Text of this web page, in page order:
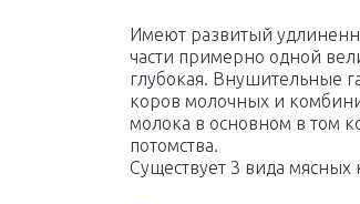
Имеют развитый
части примерно одной
глубокая. Внушительные
коров молочных и
молока в основном в том
потомства.
Существует 3 вида мясных